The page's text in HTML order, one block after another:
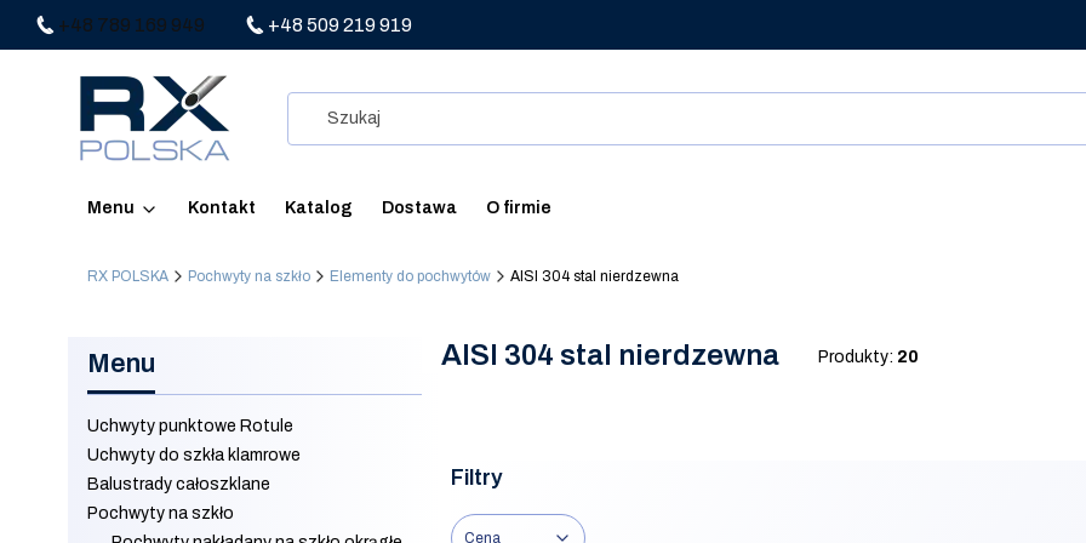
+48 789 169 949 +48 509 219 919
Menu Kontakt Katalog Dostawa O firmie
RX POLSKA Pochwyty na szkło Elementy do pochwytów AISI 304 stal nierdzewna
Menu
Uchwyty punktowe Rotule
Uchwyty do szkła klamrowe
Balustrady całoszklane
Pochwyty na szkło
AISI 304 stal nierdzewna Produkty: 20
Filtry
Cena